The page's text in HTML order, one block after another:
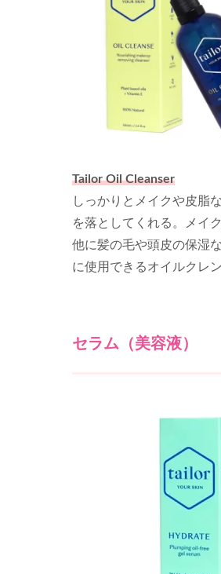
Tailor Oil Cleanser
しっかりとメイクや皮脂
を落としてくれる。メイ
他に髪の毛や頭皮の保湿
に使用できるオイルクレン
セラム（美容液）